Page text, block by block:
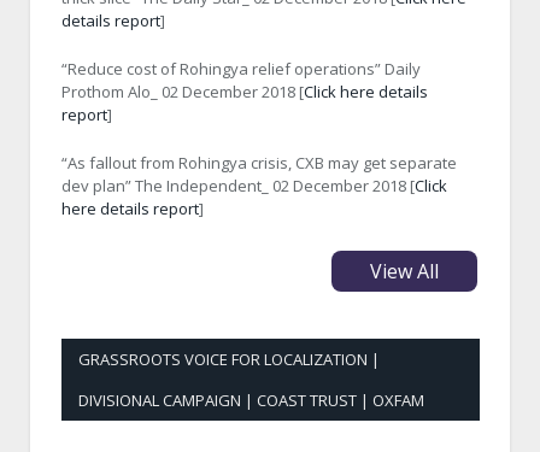
details report]
“Reduce cost of Rohingya relief operations” Daily
Prothom Alo_ 02 December 2018 [Click here details
report]
“As fallout from Rohingya crisis, CXB may get separate
dev plan” The Independent_ 02 December 2018 [Click
here details report]
View All
GRASSROOTS VOICE FOR LOCALIZATION |
DIVISIONAL CAMPAIGN | COAST TRUST | OXFAM